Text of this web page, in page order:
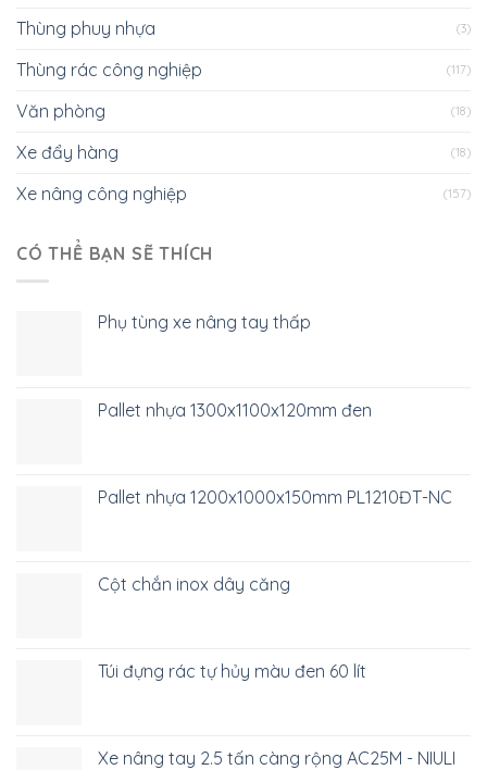
Thùng phuy nhựa (3)
Thùng rác công nghiệp (117)
Văn phòng (18)
Xe đẩy hàng (18)
Xe nâng công nghiệp (157)
CÓ THỂ BẠN SẼ THÍCH
Phụ tùng xe nâng tay thấp
Pallet nhựa 1300x1100x120mm đen
Pallet nhựa 1200x1000x150mm PL1210ĐT-NC
Cột chắn inox dây căng
Túi đựng rác tự hủy màu đen 60 lít
Xe nâng tay 2.5 tấn càng rộng AC25M - NIULI